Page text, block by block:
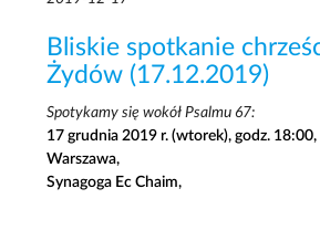
Bliskie spotkanie
Żydów (17.12.2019)
Spotykamy się wokół Psalmu 67:
17 grudnia 2019 r. (wtorek), godz. 18:00,
Warszawa,
Synagoga Ec Chaim,